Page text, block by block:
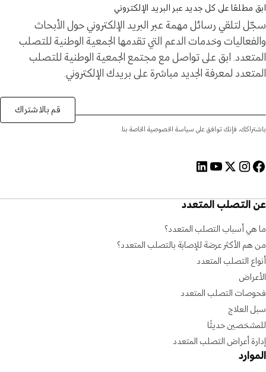
ابق مطلعًا على كل جديد عبر البريد الإلكتروني
سجّل لتلقي رسائل مهمة عبر البريد الإلكتروني حول الأبحاث
والفعاليات وخدمات الدعم التي تقدمها الجمعية الوطنية للتصلب
المتعدد. ابق على تواصل مع مجتمع الجمعية الوطنية للتصلب
المتعدد لمعرفة الجديد مباشرة على بريدك الإلكتروني.
باشتراكك، فإنك توافق على سياسة الخصوصية الخاصة بنا.
قم بالاشتراك
عن التصلب المتعدد
ما هي أسباب التصلب المتعدد؟
من هم الأكثر عرضة للإصابة بالتصلب المتعدد؟
أنواع التصلب المتعدد
الأعراض
فحوصات التصلب المتعدد
سبل العلاج
للمشخصين حديثًا
إدارة أعراض التصلب المتعدد
الموارد